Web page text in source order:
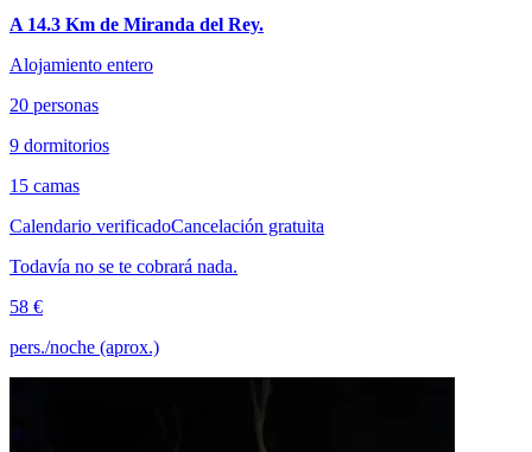
A 14.3 Km de Miranda del Rey.
Alojamiento entero
20 personas
9 dormitorios
15 camas
Calendario verificadoCancelación gratuita
Todavía no se te cobrará nada.
58 €
pers./noche (aprox.)